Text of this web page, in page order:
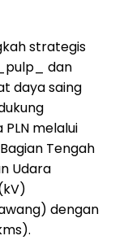
strategis
dan
daya saing
melalui
Tengah
Udara
dengan